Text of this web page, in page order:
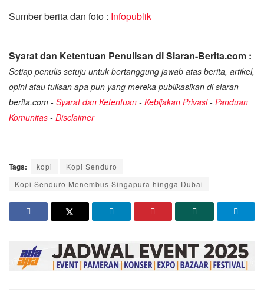
Sumber berita dan foto : Infopublik
Syarat dan Ketentuan Penulisan di Siaran-Berita.com :
Setiap penulis setuju untuk bertanggung jawab atas berita, artikel,
opini atau tulisan apa pun yang mereka publikasikan di siaran-
berita.com - Syarat dan Ketentuan - Kebijakan Privasi- Panduan
Komunitas - Disclaimer
Tags: kopi
Kopi Senduro
Kopi Senduro Menembus Singapura hingga Dubai